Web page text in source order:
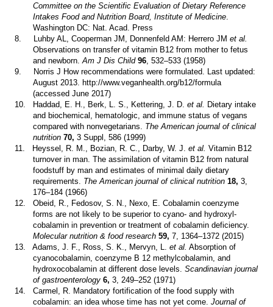
Committee on the Scientific Evaluation of Dietary Reference
Intakes Food and Nutrition Board, Institute of Medicine
Washington DC: Nat. Acad. Press
8.
Luhby AL, Cooperman JM, Donnenfeld AM: Herrero JM et al.
Observations on transfer of vitamin B12 from mother to fetus
and newborn.Am J Dis Child 96 , 532–533 (1958)
9.
Norris J How recommendations were formulated. Last updated:
August 2013. http://www.veganhealth.org/b12/formula
(accessed June 2017)
10.
Haddad, E. H., Berk, L. S., Kettering, J. D. et al. Dietary intake
and biochemical, hematologic, and immune status of vegans
compared with nonvegetarians. The American journal of clinical
nutrition 70,3 Suppl, 586 (1999)
11.
Heyssel, R. M., Bozian, R. C., Darby, W. J. et al. Vitamin B12
turnover in man. The assimilation of vitamin B12 from natural
foodstuff by man and estimates of minimal daily dietary
requirements. The American journal of clinical nutrition 18,3,
176–184 (1966)
12.
Obeid, R., Fedosov, S. N., Nexo, E. Cobalamin coenzyme
forms are not likely to be superior to cyano- and hydroxyl-
cobalamin in prevention or treatment of cobalamin deficiency.
Molecular nutrition & food research 59,7, 1364–1372 (2015)
13.
Adams, J. F., Ross, S. K., Mervyn, L. et al. Absorption of
cyanocobalamin, coenzyme B 12 methylcobalamin, and
hydroxocobalamin at different dose levels.Scandinavian journal
of gastroenterology 6,3, 249–252 (1971)
14.
Carmel, R. Mandatory fortification of the food supply with
cobalamin: an idea whose time has not yet come.Journal of